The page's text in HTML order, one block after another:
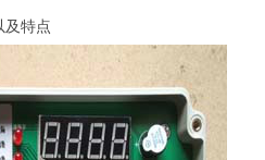
及特点